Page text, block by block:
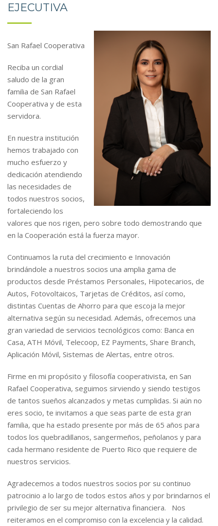
EJECUTIVA
San Rafael Cooperativa
Reciba un cordial
saludo de la gran
familia de San Rafael
Cooperativa y de esta
servidora.
En nuestra institución
hemos trabajado con
mucho esfuerzo y
dedicación atendiendo
las necesidades de
todos nuestros socios,
fortaleciendo los
valores que nos rigen, pero sobre todo demostrando que
en la Cooperación está la fuerza mayor.
Continuamos la ruta del crecimiento e Innovación
brindándole a nuestros socios una amplia gama de
productos desde Préstamos Personales, Hipotecarios, de
Autos, Fotovoltaicos, Tarjetas de Créditos, así como,
distintas Cuentas de Ahorro para que escoja la mejor
alternativa según su necesidad. Además, ofrecemos una
gran variedad de servicios tecnológicos como: Banca en
Casa, ATH Móvil, Telecoop, EZ Payments, Share Branch,
Aplicación Móvil, Sistemas de Alertas, entre otros.
Firme en mi propósito y filosofía cooperativista, en San
Rafael Cooperativa, seguimos sirviendo y siendo testigos
de tantos sueños alcanzados y metas cumplidas. Si aún no
eres socio, te invitamos a que seas parte de esta gran
familia, que ha estado presente por más de 65 años para
todos los quebradillanos, sangermeños, peñolanos y para
cada hermano residente de Puerto Rico que requiere de
nuestros servicios.
Agradecemos a todos nuestros socios por su continuo
patrocinio a lo largo de todos estos años y por brindarnos el
privilegio de ser su mejor alternativa financiera. Nos
reiteramos en el compromiso con la excelencia y la calidad.